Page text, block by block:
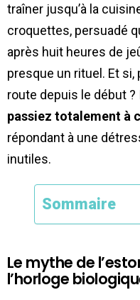
traîner jusqu’à la
croquettes, persuadé
après huit heures de
presque un rituel. Et
route depuis le début ?
passiez totalement à
répondant à une
inutiles.
Sommaire
Le mythe de
l’horloge